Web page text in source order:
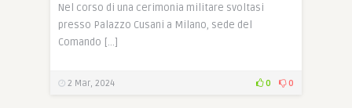
Nel corso di una cerimonia militare svoltasi
presso Palazzo Cusani a Milano, sede del
Comando […]
2 Mar, 2024 0 0